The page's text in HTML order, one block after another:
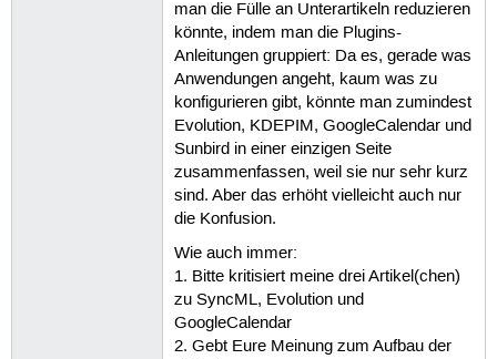
man die Fülle an Unterartikeln reduzieren
könnte, indem man die Plugins-
Anleitungen gruppiert: Da es, gerade was
Anwendungen angeht, kaum was zu
konfigurieren gibt, könnte man zumindest
Evolution, KDEPIM, GoogleCalendar und
Sunbird in einer einzigen Seite
zusammenfassen, weil sie nur sehr kurz
sind. Aber das erhöht vielleicht auch nur
die Konfusion.
Wie auch immer:
1. Bitte kritisiert meine drei Artikel(chen)
zu SyncML, Evolution und
GoogleCalendar
2. Gebt Eure Meinung zum Aufbau der